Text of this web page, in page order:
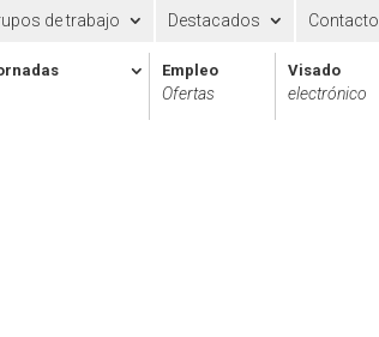
de trabajo Destacados Contacto
Empleo
Ofertas
Visado
electrónico